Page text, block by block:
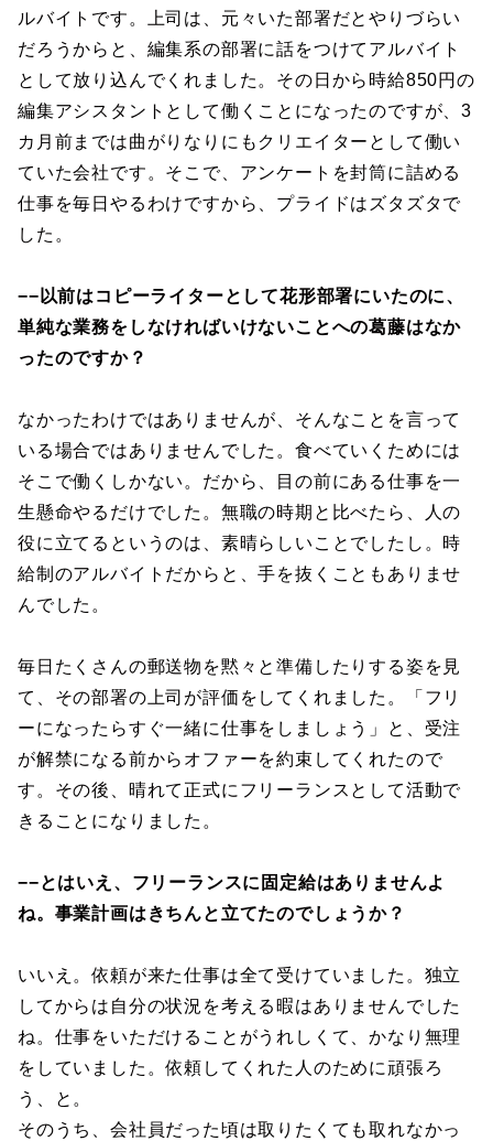
ルバイトです。上司は、元々いた部署だとやりづらい
だろうからと、編集系の部署に話をつけてアルバイト
として放り込んでくれました。その日から時給850円の
編集アシスタントとして働くことになったのですが、3
カ月前までは曲がりなりにもクリエイターとして働い
ていた会社です。そこで、アンケートを封筒に詰める
仕事を毎日やるわけですから、プライドはズタズタで
した。
−−以前はコピーライターとして花形部署にいたのに、
単純な業務をしなければいけないことへの葛藤はなか
ったのですか？
なかったわけではありませんが、そんなことを言って
いる場合ではありませんでした。食べていくためには
そこで働くしかない。だから、目の前にある仕事を一
生懸命やるだけでした。無職の時期と比べたら、人の
役に立てるというのは、素晴らしいことでしたし。時
給制のアルバイトだからと、手を抜くこともありませ
んでした。
毎日たくさんの郵送物を黙々と準備したりする姿を見
て、その部署の上司が評価をしてくれました。「フリ
ーになったらすぐ一緒に仕事をしましょう」と、受注
が解禁になる前からオファーを約束してくれたので
す。その後、晴れて正式にフリーランスとして活動で
きることになりました。
−−とはいえ、フリーランスに固定給はありませんよ
ね。事業計画はきちんと立てたのでしょうか？
いいえ。依頼が来た仕事は全て受けていました。独立
してからは自分の状況を考える暇はありませんでした
ね。仕事をいただけることがうれしくて、かなり無理
をしていました。依頼してくれた人のために頑張ろ
う、と。
そのうち、会社員だった頃は取りたくても取れなかっ